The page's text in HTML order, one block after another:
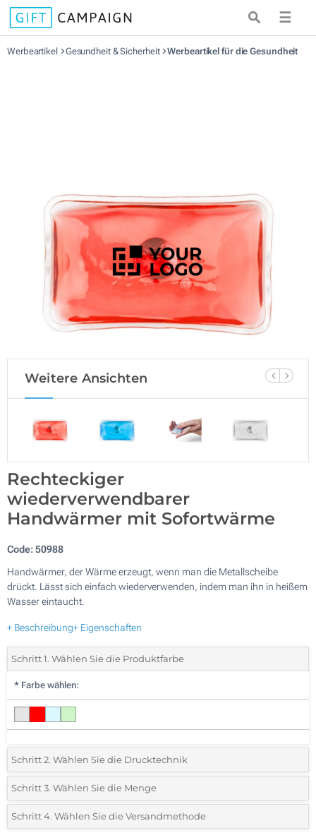
☰
Werbeartikel Gesundheit & Sicherheit Werbeartikel für die Gesundheit
Weitere Ansichten
Rechteckiger
wiederverwendbarer
Handwärmer mit Sofortwärme
Code:50988
Handwärmer, der Wärme erzeugt, wenn man die Metallscheibe
drückt. Lässt sich einfach wiederverwenden, indem man ihn in heißem
Wasser eintaucht.
+ Beschreibung+ Eigenschaften
Schritt 1. Wählen Sie die Produktfarbe
* Farbe wählen:
Schritt 2. Wählen Sie die Drucktechnik
*Wählen Sie die Druck- und Farbtechniken für Ihr Logo:
1 Farbig (Auf einer Seite)
Schritt 3. Wählen Sie die Menge
*Bitte wählen Sie Ihre gewünschte Menge
Schritt 4. Wählen Sie die Versandmethode